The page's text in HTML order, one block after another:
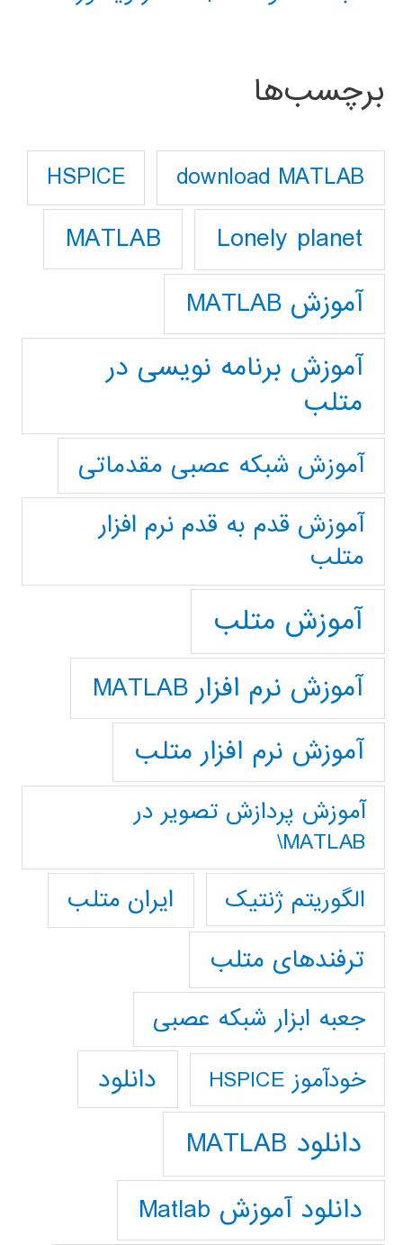
برچسب‌ها
download MATLAB
HSPICE
Lonely planet
MATLAB
آموزش MATLAB
آموزش برنامه نویسی در
متلب
آموزش شبکه عصبی مقدماتی
آموزش قدم به قدم نرم افزار
متلب
آموزش متلب
آموزش نرم افزار MATLAB
آموزش نرم افزار متلب
آموزش پردازش تصوير در
MATLAB\
الگوریتم ژنتیک
ایران متلب
ترفندهای متلب
جعبه ابزار شبکه عصبی
خودآموز HSPICE دانلود
دانلود MATLAB
دانلود آموزش Matlab